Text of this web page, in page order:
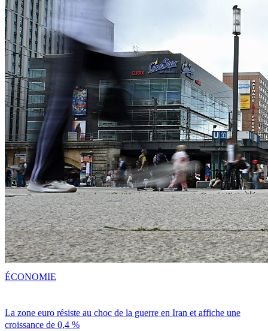
La zone euro résiste au choc de la guerre en Iran et affiche une
croissance de 0,4 %
ÉCONOMIE